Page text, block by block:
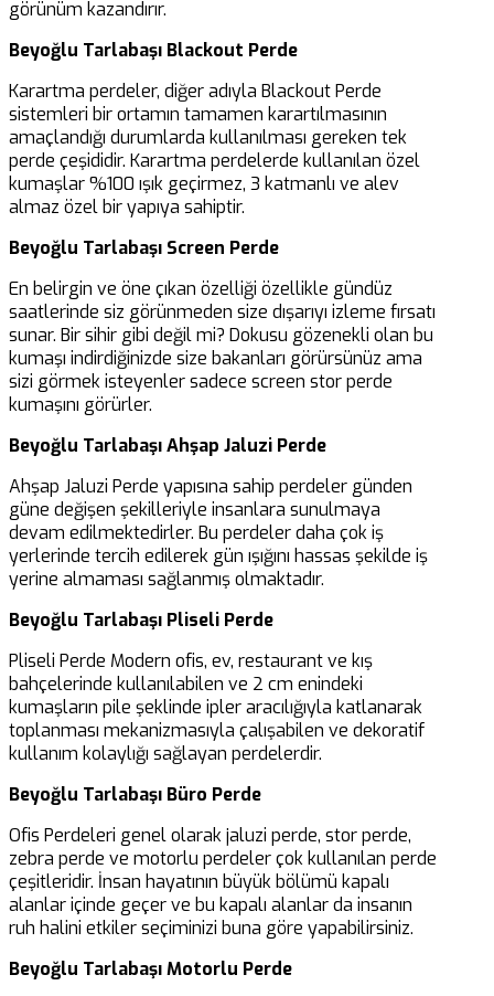
görünüm kazandırır.
Beyoğlu Tarlabaşı Blackout Perde
Karartma perdeler, diğer adıyla Blackout Perde
sistemleri bir ortamın tamamen karartılmasının
amaçlandığı durumlarda kullanılması gereken tek
perde çeşididir. Karartma perdelerde kullanılan özel
kumaşlar %100 ışık geçirmez, 3 katmanlı ve alev
almaz özel bir yapıya sahiptir.
Beyoğlu Tarlabaşı Screen Perde
En belirgin ve öne çıkan özelliği özellikle gündüz
saatlerinde siz görünmeden size dışarıyı izleme fırsatı
sunar. Bir sihir gibi değil mi? Dokusu gözenekli olan bu
kumaşı indirdiğinizde size bakanları görürsünüz ama
sizi görmek isteyenler sadece screen stor perde
kumaşını görürler.
Beyoğlu Tarlabaşı Ahşap Jaluzi Perde
Ahşap Jaluzi Perde yapısına sahip perdeler günden
güne değişen şekilleriyle insanlara sunulmaya
devam edilmektedirler. Bu perdeler daha çok iş
yerlerinde tercih edilerek gün ışığını hassas şekilde iş
yerine almaması sağlanmış olmaktadır.
Beyoğlu Tarlabaşı Pliseli Perde
Pliseli Perde Modern ofis, ev, restaurant ve kış
bahçelerinde kullanılabilen ve 2 cm enindeki
kumaşların pile şeklinde ipler aracılığıyla katlanarak
toplanması mekanizmasıyla çalışabilen ve dekoratif
kullanım kolaylığı sağlayan perdelerdir.
Beyoğlu Tarlabaşı Büro Perde
Ofis Perdeleri genel olarak jaluzi perde, stor perde,
zebra perde ve motorlu perdeler çok kullanılan perde
çeşitleridir. İnsan hayatının büyük bölümü kapalı
alanlar içinde geçer ve bu kapalı alanlar da insanın
ruh halini etkiler seçiminizi buna göre yapabilirsiniz.
Beyoğlu Tarlabaşı Motorlu Perde